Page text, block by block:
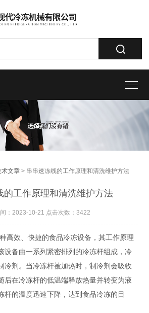
术文章 > 串串速冻线的工作原理和清洗维护方法
的工作原理和清洗维护方法
：2023-10-21 点击次数：3422
高效、快捷的食品冷冻设备，其工作原理
设备由一系列紧密排列的冷冻杆组成，冷
冷剂。当冷冻杆被加热时，制冷剂会吸收
后在冷冻杆的低温端释放热量并转变为液
杆的温度迅速下降，达到食品冷冻的目